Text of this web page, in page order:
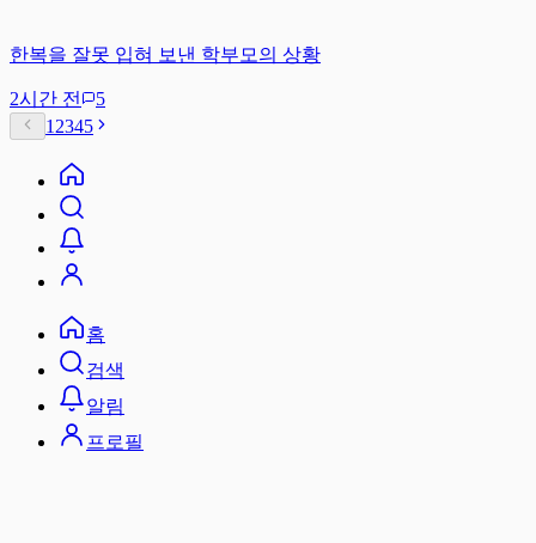
한복을 잘못 입혀 보낸 학부모의 상황
2시간 전
5
1 2345
홈
검색
알림
프로필